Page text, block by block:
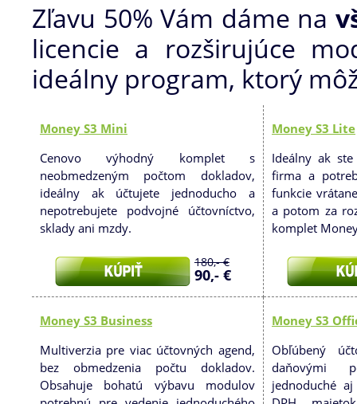
Zľavu 50% Vám dáme na
licencie a rozširujúce
ideálny program, ktorý
Money S3 Mini
Cenovo výhodný komplet s
neobmedzeným počtom dokladov,
ideálny ak účtujete jednoducho a
nepotrebujete podvojné účtovníctvo,
sklady ani mzdy.
180,- €
90,- €
Money S3 Lite
Ideálny ak
firma a
funkcie
a potom za
komplet
Money S3 Business
Multiverzia pre viac účtovných agend,
bez obmedzenia počtu dokladov.
Obsahuje bohatú výbavu modulov
Money S3
Obľúbený
daňovými
jednoduché